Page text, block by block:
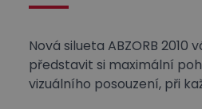
Nová silueta ABZORB 2010
představit si maximální
vizuálního posouzení, při